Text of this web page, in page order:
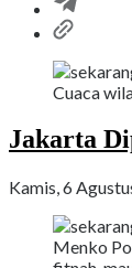
Cuaca
Jakarta
Kamis, 6
Menko